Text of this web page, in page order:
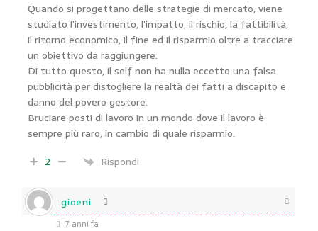
Quando si progettano delle strategie di mercato, viene
studiato l’investimento, l’impatto, il rischio, la fattibilità,
il ritorno economico, il fine ed il risparmio oltre a tracciare
un obiettivo da raggiungere.
Di tutto questo, il self non ha nulla eccetto una falsa
pubblicità per distogliere la realtà dei fatti a discapito e
danno del povero gestore.
Bruciare posti di lavoro in un mondo dove il lavoro è
sempre più raro, in cambio di quale risparmio.
2
Rispondi
gioeni
7 anni fa